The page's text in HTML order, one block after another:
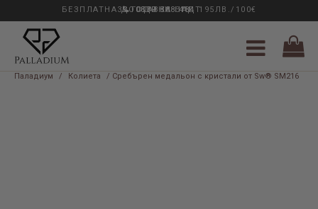
33 ГОДИНИ ОПИТ
БЕЗПЛАТНА ДОСТАВКА НАД 195ЛВ./100€
0889 888 484
Паладиум / Колиета / Сребърен медальон с кристали от Sw® SM216